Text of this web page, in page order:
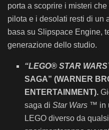
porta a scoprire i misteri
pilota e i desolati resti di un
basa su Slipspace Engine,
generazione dello studio.
“LEGO® STAR
SAGA” (WARNER
ENTERTAINMENT).
saga diStar Wars ™ in
LEGO diverso da